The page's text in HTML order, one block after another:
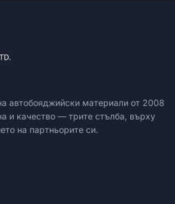
автобояджийски материали от 2008
и качество — трите стълба, върху
на партньорите си.